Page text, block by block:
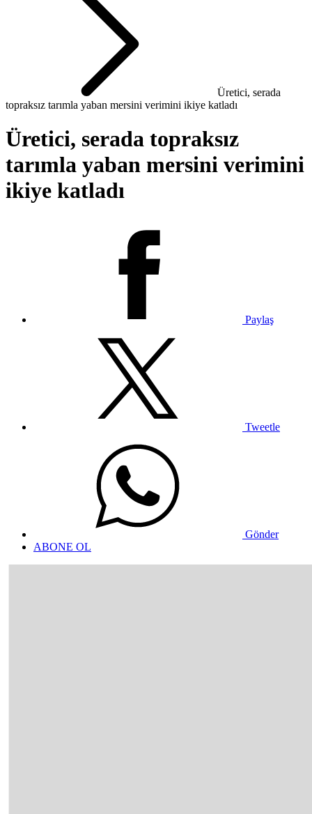
Üretici, serada
topraksız tarımla yaban mersini verimini ikiye katladı
Üretici, serada topraksız
tarımla yaban mersini verimini
ikiye katladı
Paylaş
Tweetle
Gönder
ABONE OL